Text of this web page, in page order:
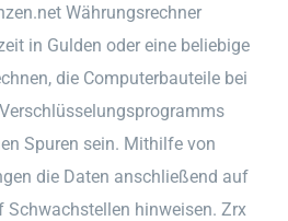
Währungsrechner
in Gulden oder eine beliebige
die Computerbauteile bei
Spuren sein. Mithilfe von
die Daten anschließend auf
Schwachstellen hinweisen. Zrx